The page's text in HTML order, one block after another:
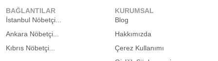
BAĞLANTILAR
İstanbul Nöbetçi...
Ankara Nöbetçi...
Kıbrıs Nöbetçi...
KURUMSAL
Blog
Hakkımızda
Çerez Kullanımı